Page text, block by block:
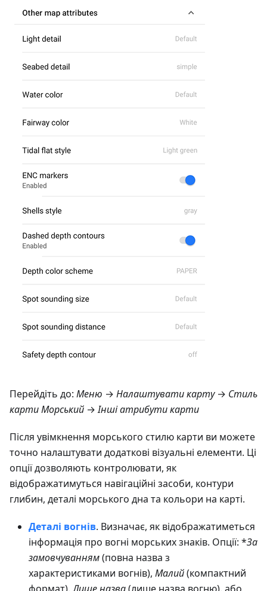
Перейдіть до: Меню → Налаштувати карту→ Стиль
карти Морський →Інші атрибути карти
Після увімкнення морського стилю карти ви можете
точно налаштувати додаткові візуальні елементи. Ці
опції дозволяють контролювати, як
відображатимуться навігаційні засоби, контури
глибин, деталі морського дна та кольори на карті.
Деталі вогнів. Визначає, як відображатиметься
інформація про вогні морських знаків. Опції: *За
замовчуванням(повна назва з
характеристиками вогнів), Малий(компактний